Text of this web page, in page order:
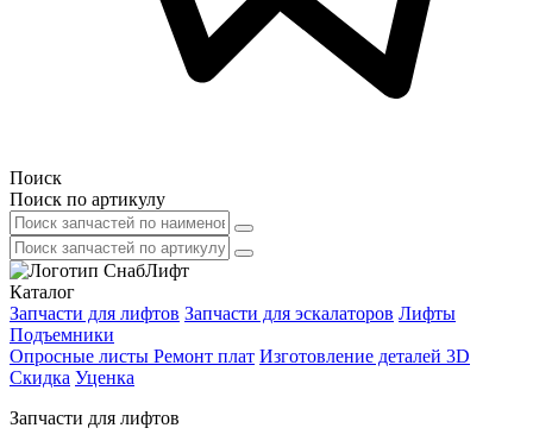
Поиск
Поиск по артикулу
Каталог
Запчасти для лифтов Запчасти для эскалаторов Лифты
Подъемники
Опросные листы Ремонт плат Изготовление деталей 3D
Скидка Уценка
Запчасти для лифтов